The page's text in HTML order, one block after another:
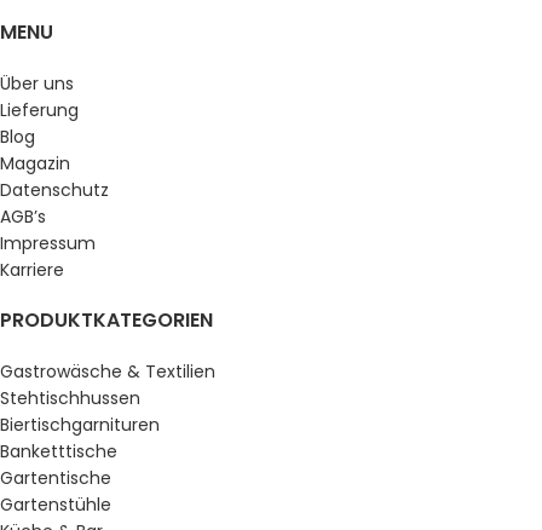
MENU
Über uns
Lieferung
Blog
Magazin
Datenschutz
AGB’s
Impressum
Karriere
PRODUKTKATEGORIEN
Gastrowäsche & Textilien
Stehtischhussen
Biertischgarnituren
Banketttische
Gartentische
Gartenstühle